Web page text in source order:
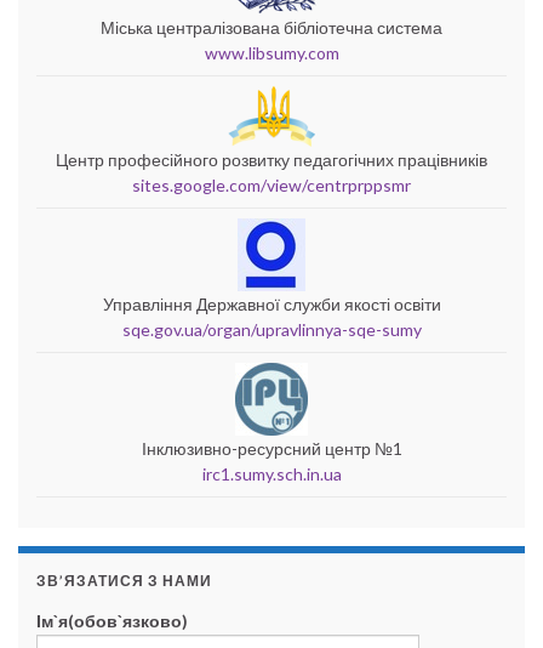
Міська централізована бібліотечна система
www.libsumy.com
Центр професійного розвитку педагогічних працівників
sites.google.com/view/centrprppsmr
Управління Державної служби якості освіти
sqe.gov.ua/organ/upravlinnya-sqe-sumy
Інклюзивно-ресурсний центр №1
irc1.sumy.sch.in.ua
ЗВ’ЯЗАТИСЯ З НАМИ
Ім`я(обов`язково)